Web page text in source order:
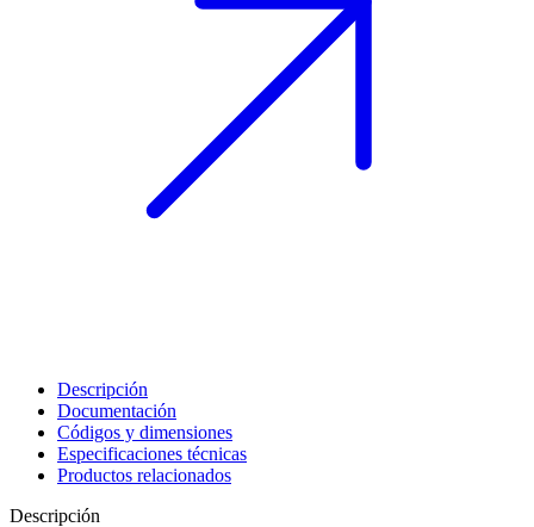
Descripción
Documentación
Códigos y dimensiones
Especificaciones técnicas
Productos relacionados
Descripción